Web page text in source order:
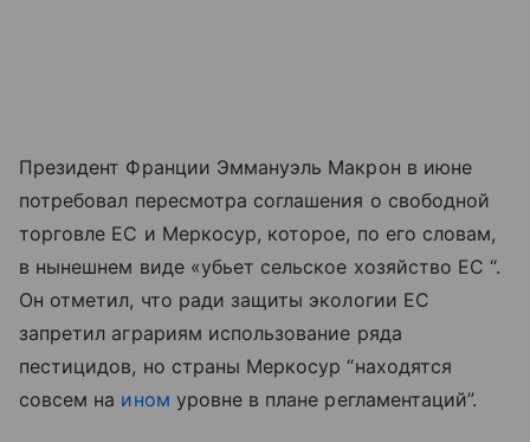
Президент Франции Эммануэль Макрон в июне
потребовал пересмотра соглашения о свободной
торговле ЕС и Меркосур, которое, по его словам,
в нынешнем виде «убьет сельское хозяйство ЕС “.
Он отметил, что ради защиты экологии ЕС
запретил аграриям использование ряда
пестицидов, но страны Меркосур “находятся
совсем на ином уровне в плане регламентаций”.